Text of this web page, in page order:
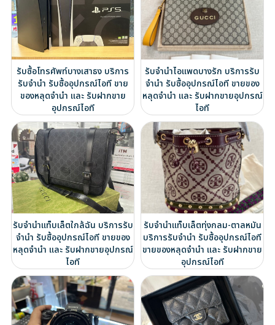
รับซื้อโทรศัพท์บางเสาธง บริการ
รับจำนำ รับซื้ออุปกรณ์ไอที ขาย
ของหลุดจำนำ และ รับฝากขาย
อุปกรณ์ไอที
รับจำนำไอแพดบางรัก บริการรับ
จำนำ รับซื้ออุปกรณ์ไอที ขายของ
หลุดจำนำ และ รับฝากขายอุปกรณ์
ไอที
รับจำนำแท็บเล็ตใกล้ฉัน บริการรับ
จำนำ รับซื้ออุปกรณ์ไอที ขายของ
หลุดจำนำ และ รับฝากขายอุปกรณ์
ไอที
รับจำนำแท็บเล็ตทุ่งกลม-ตาลหมัน
บริการรับจำนำ รับซื้ออุปกรณ์ไอที
ขายของหลุดจำนำ และ รับฝากขาย
อุปกรณ์ไอที